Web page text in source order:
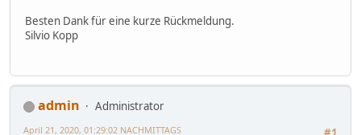
Besten Dank für eine kurze Rückmeldung.
Silvio Kopp
admin
Administrator
April 21, 2020, 01:29:02 NACHMITTAGS